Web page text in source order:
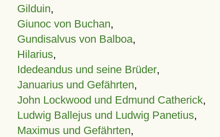
Gilduin,
Giunoc von Buchan,
Gundisalvus von Balboa,
Hilarius,
Idedeandus und seine Brüder,
Januarius und Gefährten,
John Lockwood und Edmund Catherick,
Ludwig Ballejus und Ludwig Panetius,
Maximus und Gefährten,